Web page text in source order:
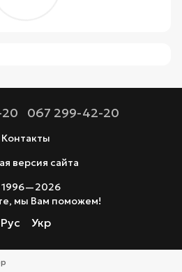
067 299-42-20
Контакты
версия сайта
мы Вам поможем!
Рус Укр